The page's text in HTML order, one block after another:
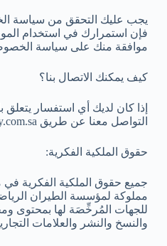
يجب عليك التحقق من سياسة
فإن استمرارك في استخدام
موافقة منك على سياسة
كيف يمكنك الاتصال بنا؟
إذا كان لديك أي استفسار
التواصل معنا عن طريق info@fly.com.sa
حقوق الملكية الفكرية:
جميع حقوق الملكية الفكرية في
مملوكة لمؤسسة الطيران الرياضي
للجهات المُرخِّصَة لها بمحتوى
والنسخ والنشر والعلامات